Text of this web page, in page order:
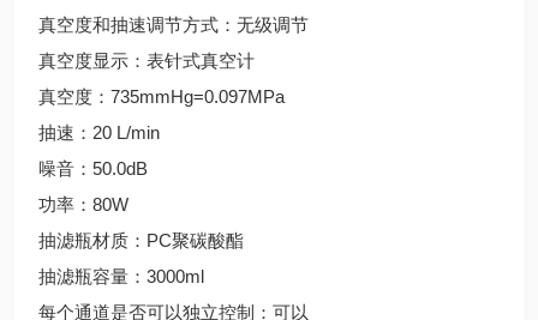
真空度和抽速调节方式：无级调节
真空度显示：表针式真空计
真空度：735mmHg=0.097MPa
抽速：20 L/min
噪音：50.0dB
功率：80W
抽滤瓶材质：PC聚碳酸酯
抽滤瓶容量：3000ml
每个通道是否可以独立控制：可以